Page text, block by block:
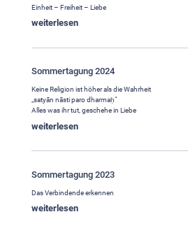
Einheit – Freiheit – Liebe
weiterlesen
Sommertagung 2024
Keine Religion ist höher als die Wahrheit
„satyān nāsti paro dharmaḥ“
Alles was ihr tut, geschehe in Liebe
weiterlesen
Sommertagung 2023
Das Verbindende erkennen
weiterlesen